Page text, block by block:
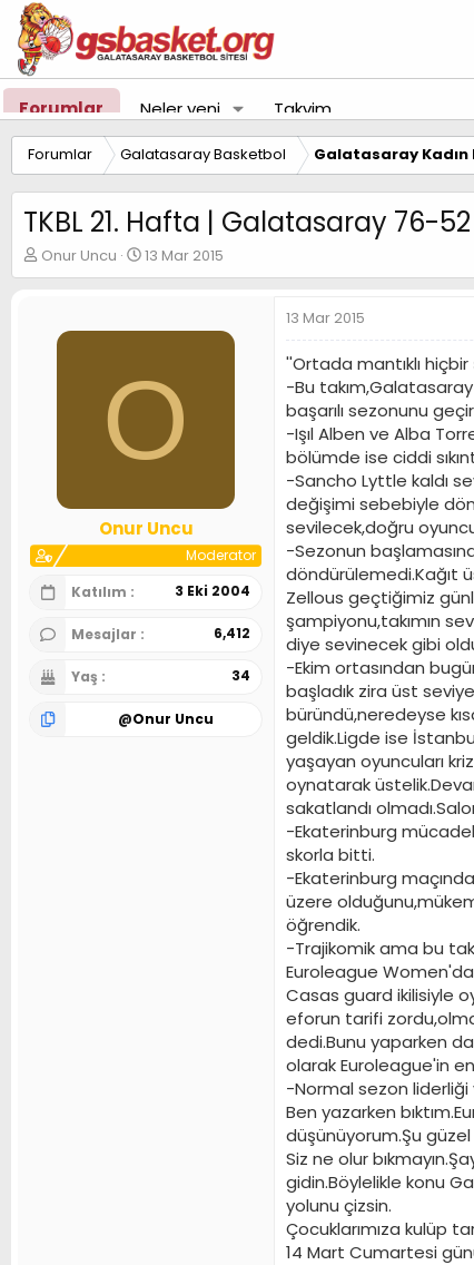
Forumlar Neler yeni Takvim
Forumlar Galatasaray Basketbol Galatasaray Kadın
TKBL 21. Hafta | Galatasaray 76-
K
o
Onur Uncu
B
a
a
ı
a
h
13 Mar 2015
O
Onur Uncu
Moderator
Katılım
3 Eki 2004
Mesajlar 6,412
Yaş 34
@Onur Uncu
13 Mar 2015
''Ortada mantıklı
-Bu
başarılı sezonunu
-Işıl Alben ve Alba
bölümde ise ciddi
-Sancho Lyttle kaldı
değişimi sebebiyle
sevilecek,doğru
-Sezonun
döndürülemedi.Kağıt
Zellous geçtiğimiz
şampiyonu,takımın
diye sevinecek gibi
-Ekim ortasından
başladık zira üst
büründü,neredeyse
geldik.Ligde ise
yaşayan oyuncuları
oynatarak
sakatlandı
-Ekaterinburg
skorla bitti.
-Ekaterinburg
üzere
öğrendik.
-Trajikomik ama bu
Euroleague
Casas guard ikilisiyle
eforun tarifi
dedi.Bunu yaparken
olarak Euroleague'in
-Normal sezon
Ben yazarken
düşünüyorum.Şu
Siz ne olur
gidin.Böylelikle konu
yolunu çizsin.
Çocuklarımıza kulüp
14 Mart Cumartesi